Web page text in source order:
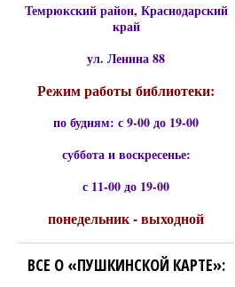
Темрюкский район, Краснодарский
край
ул. Ленина 88
Режим работы библиотеки:
по будням: с 9-00 до 19-00
суббота и воскресенье:
с 11-00 до 19-00
понедельник - выходной
ВСЕ О «ПУШКИНСКОЙ КАРТЕ»: